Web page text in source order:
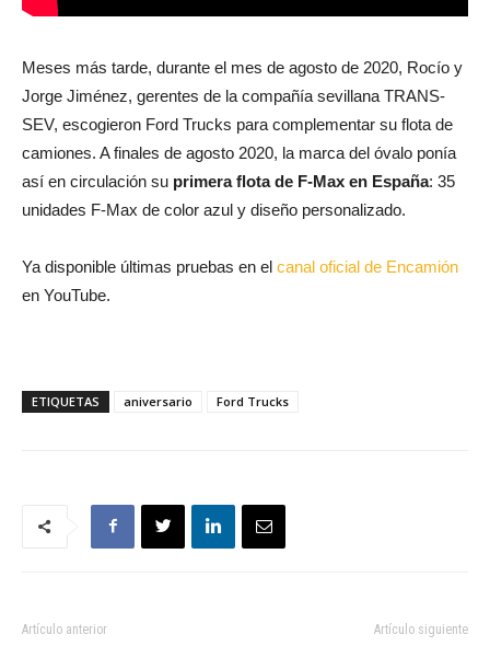
Meses más tarde, durante el mes de agosto de 2020, Rocío y
Jorge Jiménez, gerentes de la compañía sevillana TRANS-
SEV, escogieron Ford Trucks para complementar su flota de
camiones. A finales de agosto 2020, la marca del óvalo ponía
así en circulación su primera flota de F-Max en España: 35
unidades F-Max de color azul y diseño personalizado.
Ya disponible últimas pruebas en el canal oficial de Encamión
en YouTube.
ETIQUETAS aniversario Ford Trucks
Artículo anterior Artículo siguiente